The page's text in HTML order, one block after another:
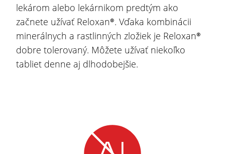
lekárom alebo lekárnikom predtým ako
začnete užívať Reloxan®. Vďaka kombinácii
minerálnych a rastlinných zložiek je Reloxan®
dobre tolerovaný. Môžete užívať niekoľko
tabliet denne aj dlhodobejšie.